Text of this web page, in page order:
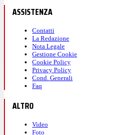
ASSISTENZA
Contatti
La Redazione
Nota Legale
Gestione Cookie
Cookie Policy
Privacy Policy
Cond. Generali
Faq
ALTRO
Video
Foto